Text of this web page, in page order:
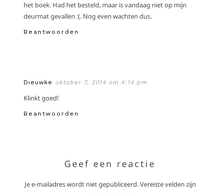
het boek. Had het besteld, maar is vandaag niet op mijn
deurmat gevallen :(. Nog even wachten dus.
Beantwoorden
Dieuwke oktober 7, 2014 om 4:14 pm
Klinkt goed!
Beantwoorden
Geef een reactie
Je e-mailadres wordt niet gepubliceerd.Vereiste velden zijn